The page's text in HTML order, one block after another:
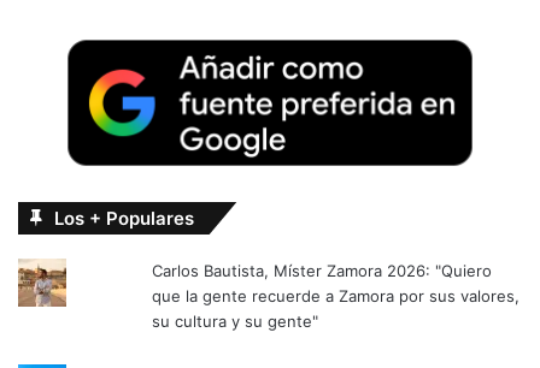
Los + Populares
Carlos Bautista, Míster Zamora 2026: "Quiero
que la gente recuerde a Zamora por sus valores,
su cultura y su gente"